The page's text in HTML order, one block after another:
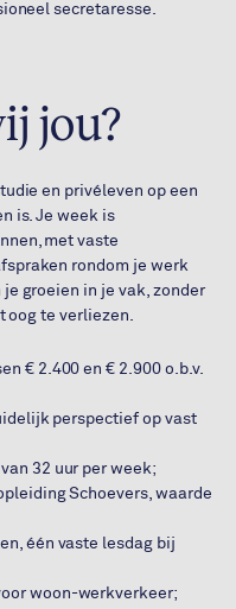
secretaresse.
jou?
en privéleven op een
is. Je week is
met vaste
rondom je werk
groeien in je vak, zonder
oog te verliezen.
€ 2.400 en € 2.900 o.b.v.
perspectief op vast
32 uur per week;
Schoevers, waarde
één vaste lesdag bij
woon-werkverkeer;